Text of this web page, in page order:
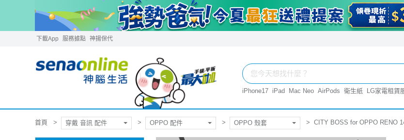
下載App 服務據點 神揚保代
iPhone17 iPad Mac Neo AirPods 衛生紙 LG家電租賃
首頁 穿戴 音訊 配件 OPPO 配件 OPPO 殼套 CITY BOSS for OPPO RENO